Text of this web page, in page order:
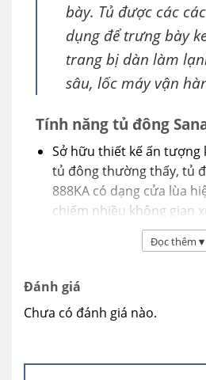
bày. Tủ được các
dụng để trưng bày
trang bị dàn làm
sâu, lốc máy vận
Tính năng tủ đông
Sở hữu thiết kế ấn tượng
tủ đông thường thấy, tủ
888KA có dạng cửa lùa
chiếm nhiều không gian
các kiểu tủ mở cửa khác.
Dung tích lưu trữ rộng rãi
cửa lùa tiện lợi, lấy thực
chỉ cần mở bên đó giúp
lượng nhiệt thất thoát ra
Được bao bọc bởi lớp
Đọc thêm ▾
Đánh giá
Chưa có đánh giá nào.